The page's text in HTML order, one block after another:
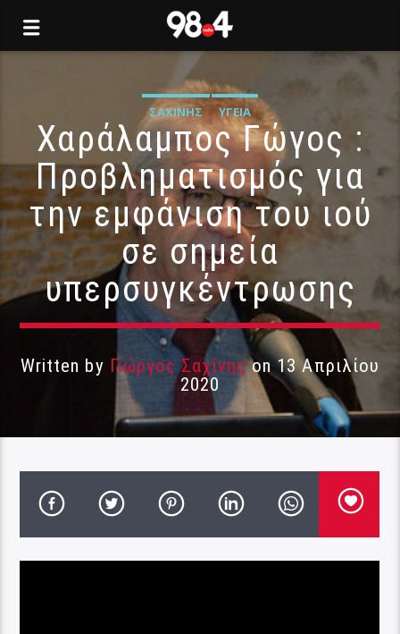
ΣΑΧΊΝΗΣ ΥΓΕΊΑ
Χαράλαμπος Γώγος :
Προβληματισμός για
την εμφάνιση του ιού
σε σημεία
υπερσυγκέντρωσης
Written by Γιώργος Σαχίνηςon 13 Απριλίου
2020